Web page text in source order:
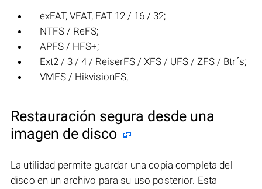
exFAT, VFAT, FAT 12 / 16 / 32;
NTFS / ReFS;
APFS / HFS+;
Ext2 / 3 / 4 / ReiserFS / XFS / UFS / ZFS / Btrfs;
VMFS / HikvisionFS;
Restauración segura desde una
imagen de disco
La utilidad permite guardar una copia completa del
disco en un archivo para su uso posterior. Esta